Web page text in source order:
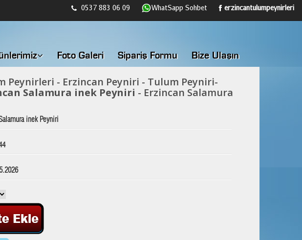
0537 883 06 09 WhatSapp Sohbet erzincantulumpeynirleri
Foto Galeri Sipariş Formu Bize Ulaşın
Peynirleri - Erzincan Peyniri - Tulum Peyniri-
Salamura inek Peyniri - Erzincan Salamura
inek Peyniri